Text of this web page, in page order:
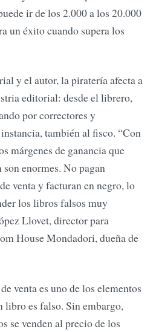
ir de los 2.000 a los 20.000
un éxito cuando supera los
y el autor, la piratería afecta a
editorial: desde el librero,
por correctores y
también al fisco. “Con
márgenes de ganancia que
enormes. No pagan
venta y facturan en negro, lo
los libros falsos muy
Llovet, director para
House Mondadori, dueña de
venta es uno de los elementos
libro es falso. Sin embargo,
se venden al precio de los